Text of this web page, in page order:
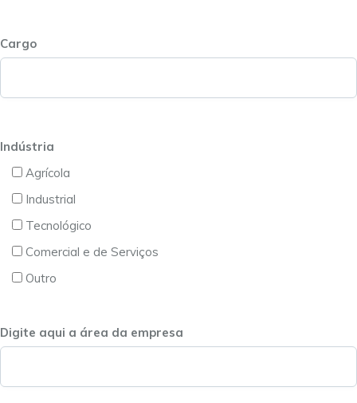
Cargo
Indústria
Agrícola
Industrial
Tecnológico
Comercial e de Serviços
Outro
Digite aqui a área da empresa